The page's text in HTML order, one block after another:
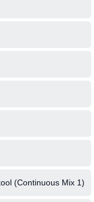
(Continuous Mix 1)